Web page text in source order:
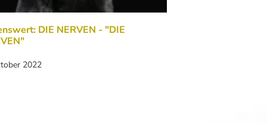
DIE NERVEN - "DIE
2022